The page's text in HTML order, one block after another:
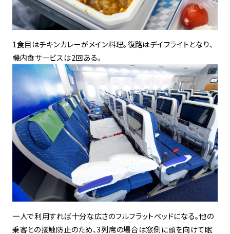
1食目はチキンカレーがメイン料理。復路はデイフライトとなり、
機内食サービスは2回ある。
一人で利用すれば十分な広さのフルフラットベッドになる。他の
乗客との接触防止のため、3列席の場合は窓側に頭を向けて眠